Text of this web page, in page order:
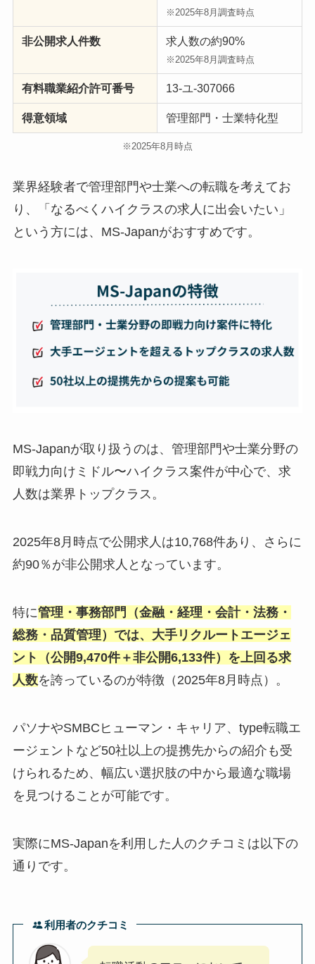
※2025年8月調査時点
非公開求人件数 求人数の約90%
※2025年8月調査時点
有料職業紹介許可番号 13-ユ-307066
得意領域 管理部門・士業特化型
※2025年8月時点
業界経験者で管理部門や士業への転職を考えてお
り、「なるべくハイクラスの求人に出会いたい」
という方には、MS-Japanがおすすめです。
MS-Japanが取り扱うのは、管理部門や士業分野の
即戦力向けミドル〜ハイクラス案件が中心で、求
人数は業界トップクラス。
2025年8月時点で公開求人は10,768件あり、さらに
約90％が非公開求人となっています。
特に管理・事務部門（金融・経理・会計・法務・
総務・品質管理）では、大手リクルートエージェ
ント（公開9,470件＋非公開6,133件）を上回る求
人数を誇っているのが特徴（2025年8月時点）。
パソナやSMBCヒューマン・キャリア、type転職エ
ージェントなど50社以上の提携先からの紹介も受
けられるため、幅広い選択肢の中から最適な職場
を見つけることが可能です。
実際にMS-Japanを利用した人のクチコミは以下の
通りです。
利用者のクチコミ